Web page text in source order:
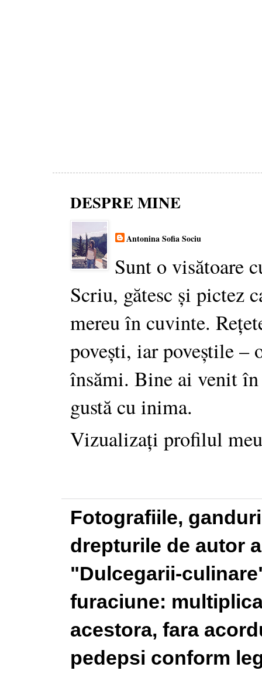
DESPRE MINE
Antonina Sofia Sociu
Sunt o visătoare
Scriu, gătesc și pictez
mereu în cuvinte.
povești, iar poveștile –
însămi. Bine ai venit
gustă cu inima.
Vizualizați profilul
Fotografiile,
drepturile de autor
"Dulcegarii-
furaciune:
acestora, fara
pedepsi conform